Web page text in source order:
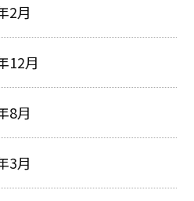
2月
12月
8月
3月